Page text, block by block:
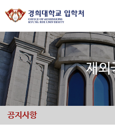
재외
공지사항